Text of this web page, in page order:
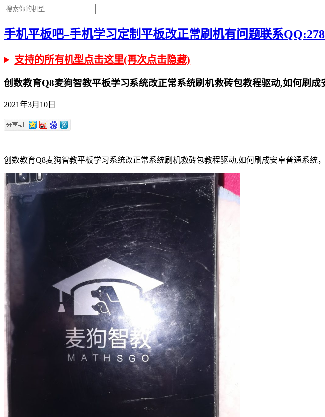
手机平板吧–手机学习定制平板改正常刷机有问题联系
支持的所有机型点击这里(再次点击隐藏)
创数教育Q8麦狗智教平板学习系统改正常系统刷机救砖包教程驱动,如何刷
2021年3月10日
创数教育Q8麦狗智教平板学习系统改正常系统刷机救砖包教程驱动,如何刷成安卓普通系统